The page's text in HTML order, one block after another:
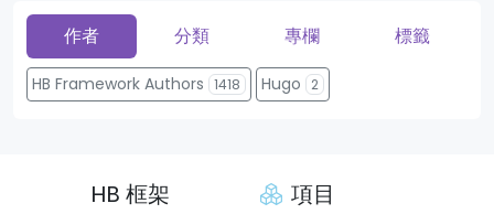
作者 分類 專欄 標籤
HB Framework Authors 1418 Hugo 2
HB 框架 項目